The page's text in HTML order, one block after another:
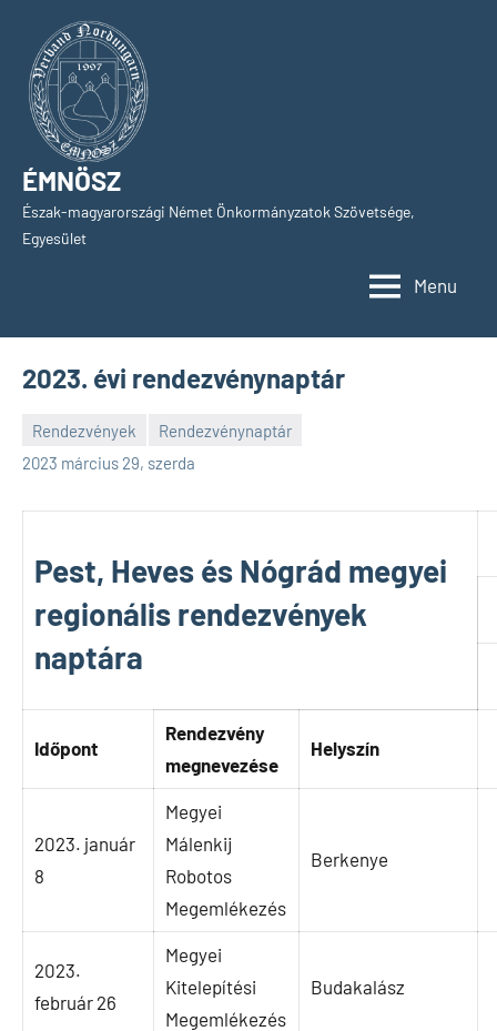
content
ÉMNÖSZ
Észak-magyarországi Német Önkormányzatok Szövetsége,
Egyesület
Menu
2023. évi rendezvénynaptár
Rendezvények
Rendezvénynaptár
2023 március 29, szerda
SPC
Pest, Heves és Nógrád megyei
regionális rendezvények
naptára
Időpont
Rendezvény
megnevezése
Helyszín
2023. január
8
Megyei
Málenkij
Robotos
Megemlékezés
Berkenye
2023.
február 26
Megyei
Kitelepítési
Megemlékezés
Budakalász